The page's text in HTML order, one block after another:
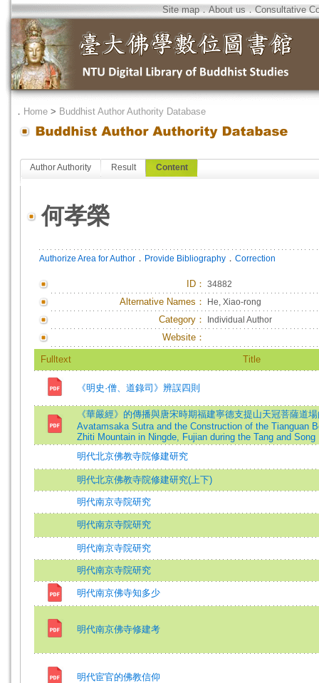
Site map．About us．Consultative
． Home > Buddhist Author Authority Database
Author Authority Result Content
何孝榮
Authorize Area for Author ． Provide Bibliography ． Correction
ID ： 34882
Alternative Names： He, Xiao-rong
Category： Individual Author
Website：
Fulltext Title
《明史·僧、道錄司》辨誤四則
《華嚴經》的傳播與唐宋時期福建寧德支提山天冠菩薩道
Avatamsaka Sutra and the Construction of the Tianguan
Zhiti Mountain in Ningde, Fujian during the Tang and Song
明代北京佛教寺院修建研究
明代北京佛教寺院修建研究(上下)
明代南京寺院研究
明代南京寺院研究
明代南京寺院研究
明代南京寺院研究
明代南京佛寺知多少
明代南京佛寺修建考
明代宦官的佛教信仰